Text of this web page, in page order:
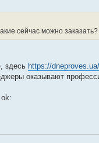
сейчас можно заказать?
здесь https://dneproves.ua/
оказывают